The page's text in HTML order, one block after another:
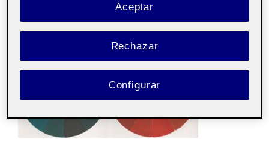
Rechazar
Aceptar
Configurar